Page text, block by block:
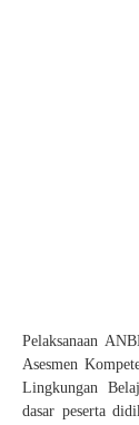
Pelaksanaan
Asesmen
Lingkungan
dasar peserta